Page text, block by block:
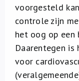
voorgesteld
controle zijn
het oog op een
Daarentegen is
voor